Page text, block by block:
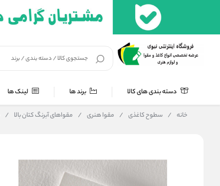
دسته بندی های کالا برند ها لینک ها
خانه / سطوح کاغذی / مقوا هنری / مقواهای آبرنگ کتان بالا /